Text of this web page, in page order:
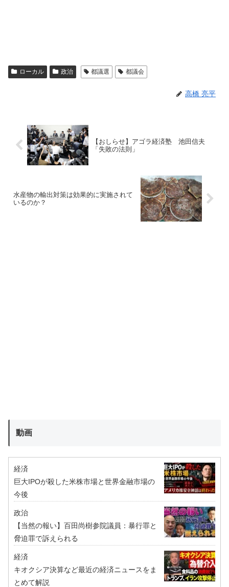
ローカル 政治 都議選 都議会
高橋 亮平
【おしらせ】アゴラ経済塾 池田信夫
「失敗の法則」
水産物の輸出対策は効果的に実施されて
いるのか？
動画
経済
巨大IPOが殺した米株市場と世界金融市場の
今後
政治
【当然の報い】百田尚樹参院議員：暴行罪と
脅迫罪で訴えられる
経済
キオクシア決算など最近の経済ニュースをま
とめて解説